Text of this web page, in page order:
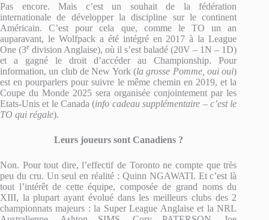
Pas encore. Mais c’est un souhait de la fédération
internationale de développer la discipline sur le continent
Américain. C’est pour cela que, comme le TO un an
auparavant, le Wolfpack a été intégré en 2017 à la League
One (3e division Anglaise), où il s’est baladé (20V – 1N – 1D)
et a gagné le droit d’accéder au Championship. Pour
information, un club de New York (la grosse Pomme, oui oui)
est en pourparlers pour suivre le même chemin en 2019, et la
Coupe du Monde 2025 sera organisée conjointement par les
Etats-Unis et le Canada (info cadeau supplémentaire – c’est le
TO qui régale).
Leurs joueurs sont Canadiens ?
Non. Pour tout dire, l’effectif de Toronto ne compte que très
peu du cru. Un seul en réalité : Quinn NGAWATI. Et c’est là
tout l’intérêt de cette équipe, composée de grand noms du
XIII, la plupart ayant évolué dans les meilleurs clubs des 2
championnats majeurs : la Super League Anglaise et la NRL